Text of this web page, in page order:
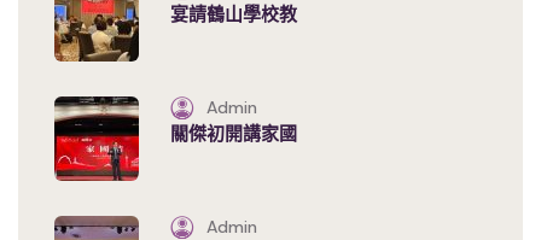
宴請鶴山學校教
Admin
關傑初開講家國
Admin